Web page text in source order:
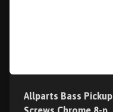
Allparts Bass Pickup